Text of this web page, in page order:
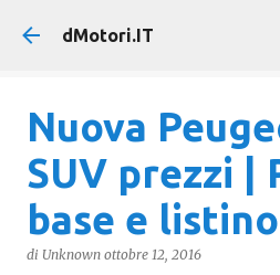
Passa ai
dMotori.IT
Nuova
SUV prezzi |
base e
di Unknown ottobre 12, 2016